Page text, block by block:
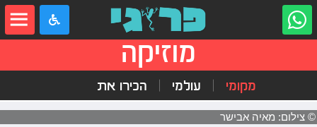
מוזיקה
מקומי עולמי הכירו את
© צילום: מאיה אבישר